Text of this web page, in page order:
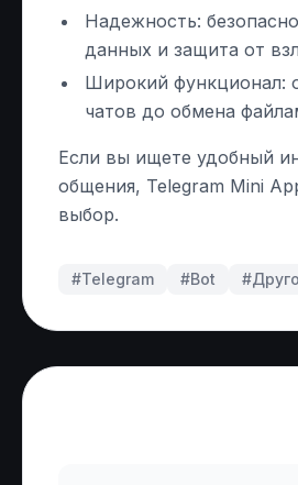
Надежность:
данных и защита от
Широкий функционал:
чатов до обмена
Если вы ищете удобный
общения, Telegram Mini
выбор.
#Telegram #Bot #